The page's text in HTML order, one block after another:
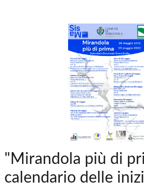
"Mirandola più di
calendario delle